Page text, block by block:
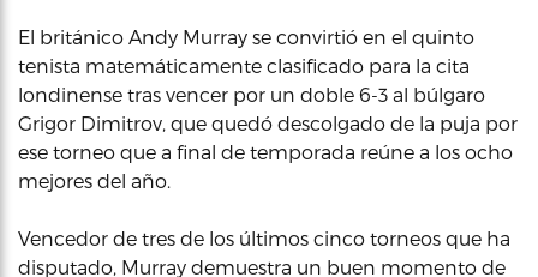
El británico Andy Murray se convirtió en el quinto
tenista matemáticamente clasificado para la cita
londinense tras vencer por un doble 6-3 al búlgaro
Grigor Dimitrov, que quedó descolgado de la puja por
ese torneo que a final de temporada reúne a los ocho
mejores del año.
Vencedor de tres de los últimos cinco torneos que ha
disputado, Murray demuestra un buen momento de